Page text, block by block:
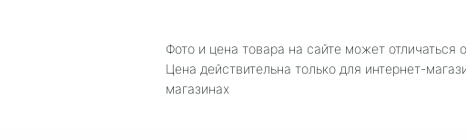
Фото и цена товара на сайте может отличаться
Цена действительна только для интернет-
магазинах